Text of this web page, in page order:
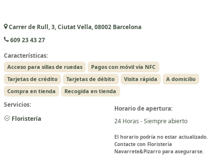
Carrer de Rull, 3, Ciutat Vella, 08002 Barcelona
609 23 43 27
Características:
Acceso para sillas de ruedas
Pagos con móvil vía NFC
Tarjetas de crédito
Tarjetas de débito Visita rápida
A domicilio
Compra en tienda
Recogida en tienda
Servicios:
Floristería
Horario de apertura:
24 Horas - Siempre abierto
El horario podría no estar actualizado.
Contacte con Floristería
Navarrete&Pizarro para asegurarse.